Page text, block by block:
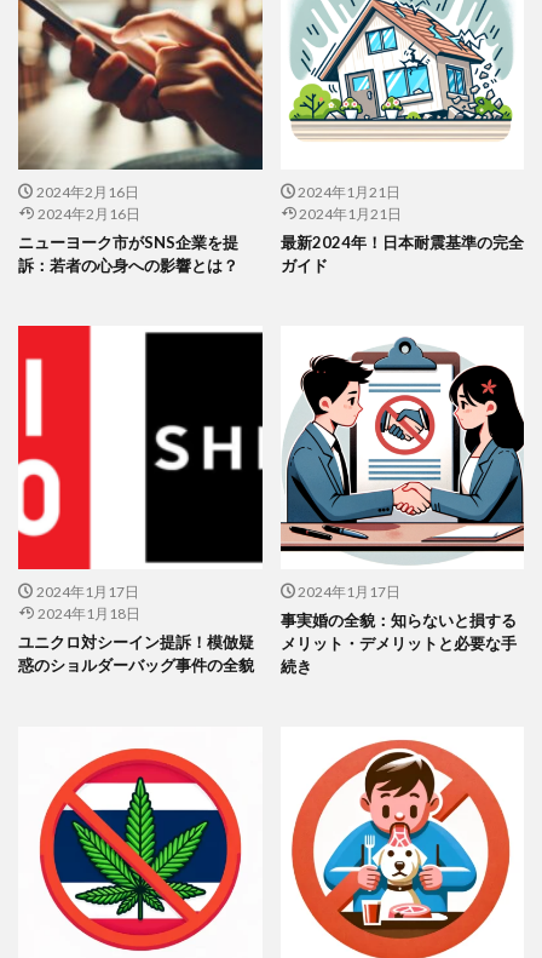
2024年2月16日
2024年2月16日
ニューヨーク市がSNS企業を提
訴：若者の心身への影響とは？
2024年1月21日
2024年1月21日
最新2024年！日本耐震基準の完全
ガイド
2024年1月17日
2024年1月18日
ユニクロ対シーイン提訴！模倣疑
惑のショルダーバッグ事件の全貌
2024年1月17日
事実婚の全貌：知らないと損する
メリット・デメリットと必要な手
続き